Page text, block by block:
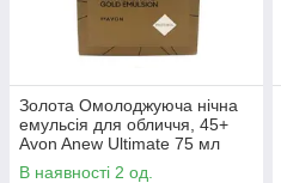
Золота Омолоджуюча нічна
емульсія для обличчя, 45+
Avon Anew Ultimate 75 мл
В наявності 2 од.